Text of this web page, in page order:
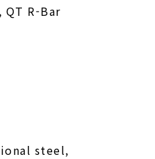
QT R-Bar
steel,